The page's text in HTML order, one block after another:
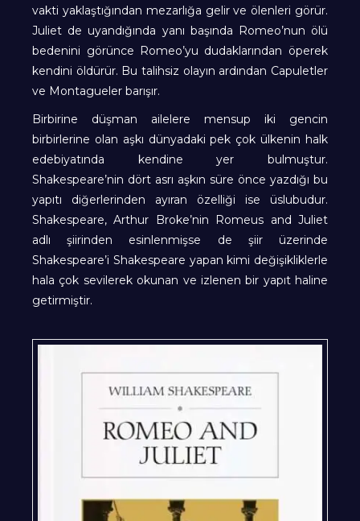
vakti yaklaştığından mezarlığa gelir ve ölenleri görür.
Juliet de uyandığında yanı başında Romeo’nun ölü
bedenini görünce Romeo’yu dudaklarından öperek
kendini öldürür. Bu talihsiz olayın ardından Capuletler
ve Montagueler barışır.
Birbirine düşman ailelere mensup iki gencin
birbirlerine olan aşkı dünyadaki pek çok ülkenin halk
edebiyatında kendine yer bulmuştur.
Shakespeare’nin dört asrı aşkın süre önce yazdığı bu
yapıtı diğerlerinden ayıran özelliği ise üslubudur.
Shakespeare, Arthur Broke’nin Romeus and Juliet
adlı şiirinden esinlenmişse de şiir üzerinde
Shakespeare’i Shakespeare yapan kimi değişikliklerle
hala çok sevilerek okunan ve izlenen bir yapıt haline
getirmiştir.